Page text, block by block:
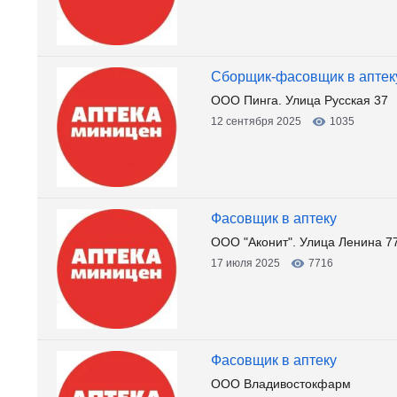
Сборщик-фасовщик в
ООО Пинга. Улица Русская 37
12 сентября 2025 1035
Фасовщик в аптеку
ООО "Аконит". Улица Ленина
17 июля 2025 7716
Фасовщик в аптеку
ООО Владивостокфарм